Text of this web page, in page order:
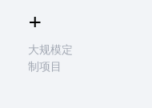
+
大规模定
制项目